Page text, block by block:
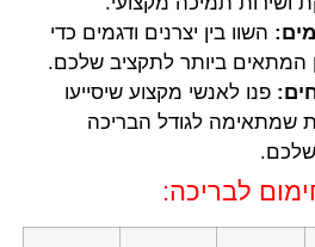
השוו בין יצרנים ודגמים כדי
המתאים ביותר לתקציב שלכם.
פנו לאנשי מקצוע שיסייעו
שמתאימה לגודל הבריכה
שלכם.
לבריכה: